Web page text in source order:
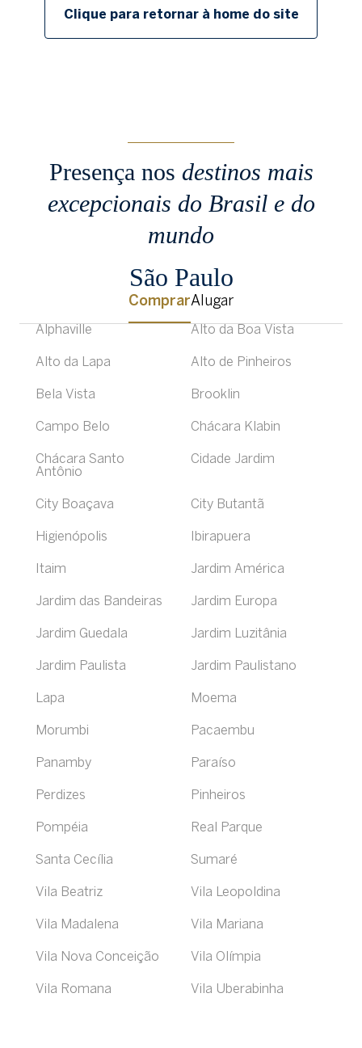
Clique para retornar à home do site
Presença nos destinos mais
excepcionais do Brasil e do
mundo
São Paulo
ComprarAlugar
Alphaville Alto da Boa Vista
Alto da Lapa Alto de Pinheiros
Bela Vista Brooklin
Campo Belo Chácara Klabin
Chácara Santo
Antônio
Cidade Jardim
City Boaçava City Butantã
Higienópolis Ibirapuera
Itaim Jardim América
Jardim das Bandeiras Jardim Europa
Jardim Guedala Jardim Luzitânia
Jardim Paulista Jardim Paulistano
Lapa Moema
Morumbi Pacaembu
Panamby Paraíso
Perdizes Pinheiros
Pompéia Real Parque
Santa Cecília Sumaré
Vila Beatriz Vila Leopoldina
Vila Madalena Vila Mariana
Vila Nova Conceição Vila Olímpia
Vila Romana Vila Uberabinha